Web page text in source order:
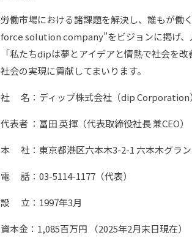
労働市場における諸課題を解決し、誰もが働
force solution company”をビジョンに掲げ、
「私たちdipは夢とアイデアと情熱で社会を
社会の実現に貢献してまいります。
社 名：ディップ株式会社（dip Corporation）
代表者 ：冨田 英揮（代表取締役社長 兼CEO）
本 社：東京都港区六本木3-2-1 六本木グラン
電 話：03-5114-1177（代表）
設 立：1997年3月
資本金：1,085百万円 （2025年2月末日現在）